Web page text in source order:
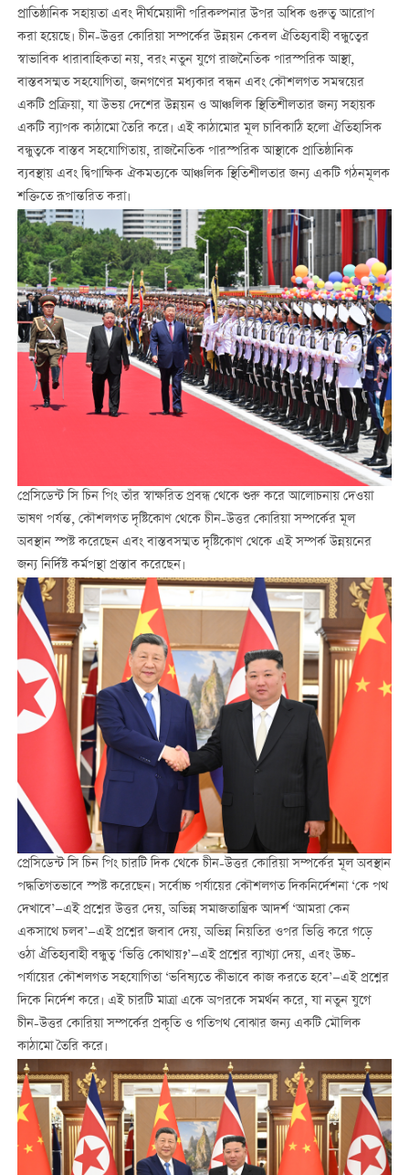
প্রাতিষ্ঠানিক সহায়তা এবং দীর্ঘমেয়াদী পরিকল্পনার উপর অধিক গুরুত্ব আরোপ
করা হয়েছে। চীন-উত্তর কোরিয়া সম্পর্কের উন্নয়ন কেবল ঐতিহ্যবাহী বন্ধুত্বের
স্বাভাবিক ধারাবাহিকতা নয়, বরং নতুন যুগে রাজনৈতিক পারস্পরিক আস্থা,
বাস্তবসম্মত সহযোগিতা, জনগণের মধ্যকার বন্ধন এবং কৌশলগত সমন্বয়ের
একটি প্রক্রিয়া, যা উভয় দেশের উন্নয়ন ও আঞ্চলিক স্থিতিশীলতার জন্য সহায়ক
একটি ব্যাপক কাঠামো তৈরি করে। এই কাঠামোর মূল চাবিকাঠি হলো ঐতিহাসিক
বন্ধুত্বকে বাস্তব সহযোগিতায়, রাজনৈতিক পারস্পরিক আস্থাকে প্রাতিষ্ঠানিক
ব্যবস্থায় এবং দ্বিপাক্ষিক ঐকমত্যকে আঞ্চলিক স্থিতিশীলতার জন্য একটি গঠনমূলক
শক্তিতে রূপান্তরিত করা।
প্রেসিডেন্ট সি চিন পিং তাঁর স্বাক্ষরিত প্রবন্ধ থেকে শুরু করে আলোচনায় দেওয়া
ভাষণ পর্যন্ত, কৌশলগত দৃষ্টিকোণ থেকে চীন-উত্তর কোরিয়া সম্পর্কের মূল
অবস্থান স্পষ্ট করেছেন এবং বাস্তবসম্মত দৃষ্টিকোণ থেকে এই সম্পর্ক উন্নয়নের
জন্য নির্দিষ্ট কর্মপন্থা প্রস্তাব করেছেন।
প্রেসিডেন্ট সি চিন পিং চারটি দিক থেকে চীন-উত্তর কোরিয়া সম্পর্কের মূল অবস্থান
পদ্ধতিগতভাবে স্পষ্ট করেছেন। সর্বোচ্চ পর্যায়ের কৌশলগত দিকনির্দেশনা ‘কে পথ
দেখাবে’—এই প্রশ্নের উত্তর দেয়, অভিন্ন সমাজতান্ত্রিক আদর্শ ‘আমরা কেন
একসাথে চলব’—এই প্রশ্নের জবাব দেয়, অভিন্ন নিয়তির ওপর ভিত্তি করে গড়ে
ওঠা ঐতিহ্যবাহী বন্ধুত্ব ‘ভিত্তি কোথায়?’—এই প্রশ্নের ব্যাখ্যা দেয়, এবং উচ্চ-
পর্যায়ের কৌশলগত সহযোগিতা ‘ভবিষ্যতে কীভাবে কাজ করতে হবে’—এই প্রশ্নের
দিকে নির্দেশ করে। এই চারটি মাত্রা একে অপরকে সমর্থন করে, যা নতুন যুগে
চীন-উত্তর কোরিয়া সম্পর্কের প্রকৃতি ও গতিপথ বোঝার জন্য একটি মৌলিক
কাঠামো তৈরি করে।